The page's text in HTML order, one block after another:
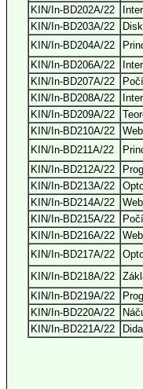
KIN/In-BD202A/22
KIN/In-BD203A/22
KIN/In-BD204A/22
KIN/In-BD206A/22
KIN/In-BD207A/22
KIN/In-BD208A/22
KIN/In-BD209A/22
KIN/In-BD210A/22
KIN/In-BD211A/22
KIN/In-BD212A/22
KIN/In-BD213A/22
KIN/In-BD214A/22
KIN/In-BD215A/22
KIN/In-BD216A/22
KIN/In-BD217A/22
KIN/In-BD218A/22
KIN/In-BD219A/22
KIN/In-BD220A/22
KIN/In-BD221A/22